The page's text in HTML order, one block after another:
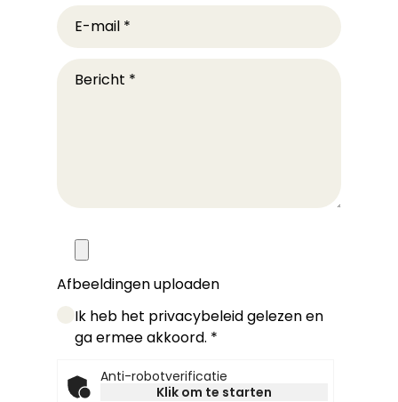
E-mail *
Bericht *
Afbeeldingen uploaden
Ik heb het privacybeleid gelezen en
ga ermee akkoord. *
Friendly Captcha
Anti-robotverificatie
Klik om te starten